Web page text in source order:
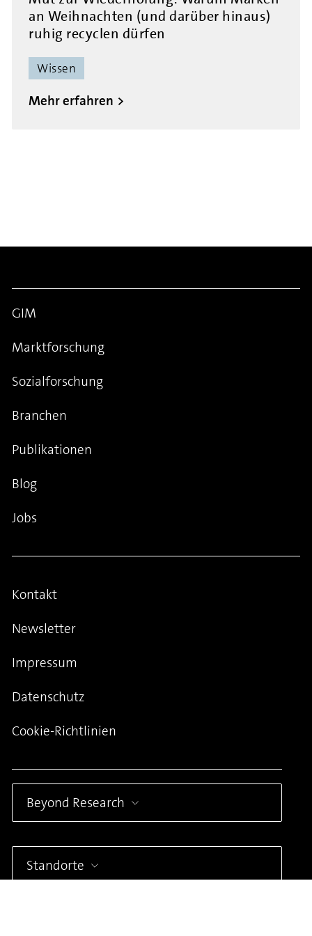
an Weihnachten (und darüber hinaus)
ruhig recyclen dürfen
Wissen
Mehr erfahren
GIM
Marktforschung
Sozialforschung
Branchen
Publikationen
Blog
Jobs
Kontakt
Newsletter
Impressum
Datenschutz
Cookie-Richtlinien
Beyond Research
Standorte